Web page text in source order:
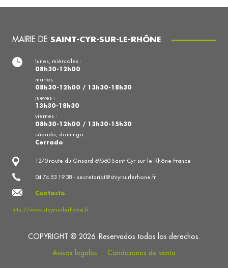
MAIRIE DE SAINT-CYR-SUR-LE-RHÔNE
1270 route du Grisard 69560 Saint-Cyr-sur-le-Rhône France
04 74 53 19 38 - secretariat@stcyrsurlerhone.fr
Contacto
http://www.stcyrsurlerhone.fr
lunes, miércoles :
08h30-12h00
martes :
08h30-12h00 / 13h30-18h30
jueves :
13h30-18h30
viernes :
08h30-12h00 / 13h30-15h30
sábado, domingo :
Cerrado
COPYRIGHT © 2026. Reservados todos los derechos.
Avisos legales
Condiciones de venta